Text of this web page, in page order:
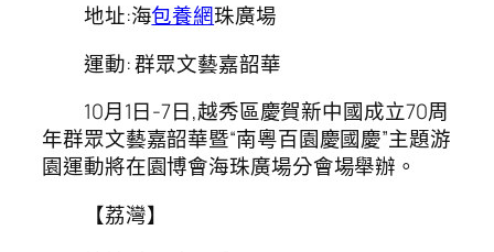
地址:海包養網珠廣場
運動: 群眾文藝嘉韶華
10月1日-7日,越秀區慶賀新中國成立70周
年群眾文藝嘉韶華暨“南粵百園慶國慶”主題游
園運動將在園博會海珠廣場分會場舉辦。
【荔灣】